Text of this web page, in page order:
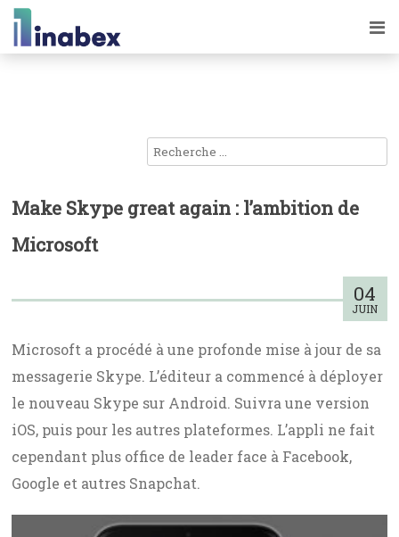
Make Skype great again : l’ambition de
Microsoft
04
JUIN
Microsoft a procédé à une profonde mise à jour de sa
messagerie Skype. L’éditeur a commencé à déployer
le nouveau Skype sur Android. Suivra une version
iOS, puis pour les autres plateformes. L’appli ne fait
cependant plus office de leader face à Facebook,
Google et autres Snapchat.